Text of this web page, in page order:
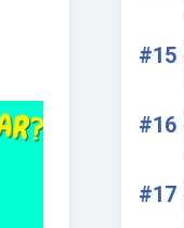
#15
#16
#17